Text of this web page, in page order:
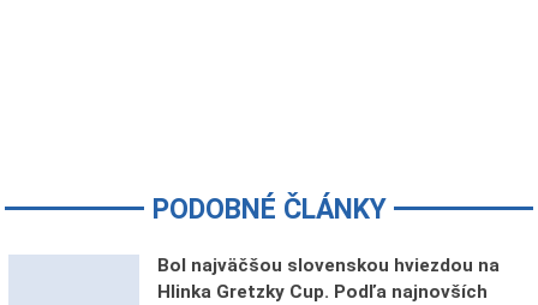
PODOBNÉ ČLÁNKY
Bol najväčšou slovenskou hviezdou na
Hlinka Gretzky Cup. Podľa najnovších